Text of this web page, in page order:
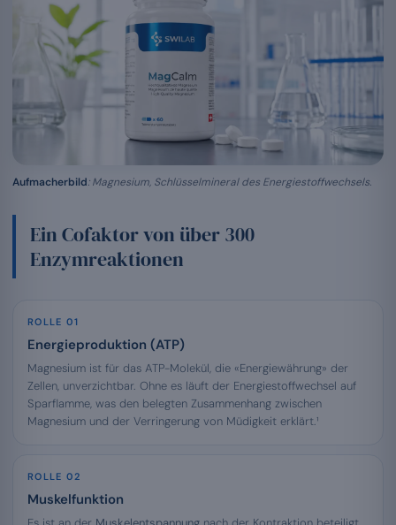
Aufmacherbild: Magnesium, Schlüsselmineral des Energiestoffwechsels.
Ein Cofaktor von über 300
Enzymreaktionen
ROLLE 01
Energieproduktion (ATP)
Magnesium ist für das ATP-Molekül, die «Energiewährung» der
Zellen, unverzichtbar. Ohne es läuft der Energiestoffwechsel auf
Sparflamme, was den belegten Zusammenhang zwischen
Magnesium und der Verringerung von Müdigkeit erklärt.¹
ROLLE 02
Muskelfunktion